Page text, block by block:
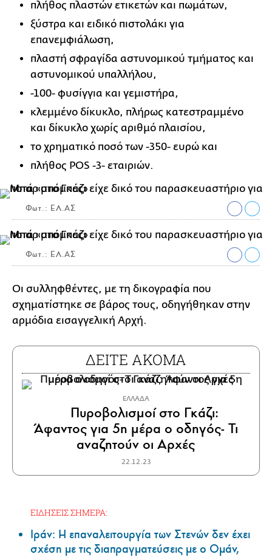
πλήθος πλαστών ετικετών και πωμάτων,
ξύστρα και ειδικό πιστολάκι για
επανεμφιάλωση,
πλαστή σφραγίδα αστυνομικού τμήματος και
αστυνομικού υπαλλήλου,
-100- φυσίγγια και γεμιστήρα,
κλεμμένο δίκυκλο, πλήρως κατεστραμμένο
και δίκυκλο χωρίς αριθμό πλαισίου,
το χρηματικό ποσό των -350- ευρώ και
πλήθος POS -3- εταιριών.
Φωτ.: ΕΛ.ΑΣ
Φωτ.: ΕΛ.ΑΣ
Οι συλληφθέντες, με τη δικογραφία που
σχηματίστηκε σε βάρος τους, οδηγήθηκαν στην
αρμόδια εισαγγελική Αρχή.
ΔΕΙΤΕ ΑΚΟΜΑ
ΕΛΛΑΔΑ
Πυροβολισμοί στο Γκάζι:
Άφαντος για 5η μέρα ο οδηγός- Τι
αναζητούν οι Αρχές
22.12.23
ΕΙΔΗΣΕΙΣ ΣΗΜΕΡΑ:
Ιράν: Η επαναλειτουργία των Στενών δεν έχει
σχέση με τις διαπραγματεύσεις με ο Ομάν,